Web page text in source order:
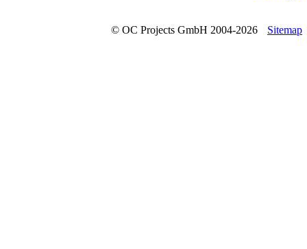
© OC Projects GmbH 2004-2026 Sitemap